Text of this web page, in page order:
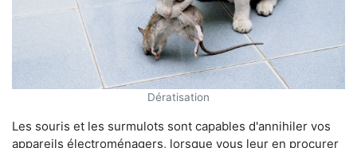
Dératisation
Les souris et les surmulots sont capables d'annihiler vos
appareils électroménagers, lorsque vous leur en procurer